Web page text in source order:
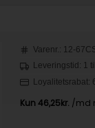
Varenr.: 12-
Leveringstid: 1
Loyalitetsrabat: